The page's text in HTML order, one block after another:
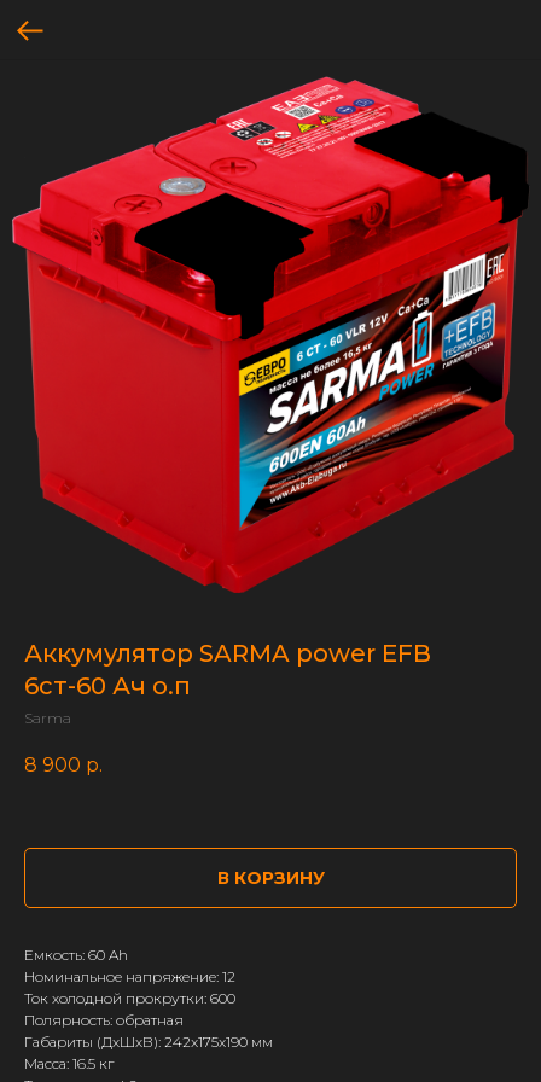
Аккумулятор SARMA power EFB
6ст-60 Ач о.п
Sarma
8 900 р.
В КОРЗИНУ
Емкость: 60 Ah
Номинальное напряжение: 12
Ток холодной прокрутки: 600
Полярность: обратная
Габариты (ДхШхВ): 242x175x190 мм
Масса: 16.5 кг